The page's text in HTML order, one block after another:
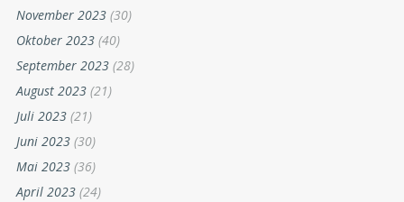
November 2023 (30)
Oktober 2023 (40)
September 2023 (28)
August 2023 (21)
Juli 2023 (21)
Juni 2023 (30)
Mai 2023 (36)
April 2023 (24)